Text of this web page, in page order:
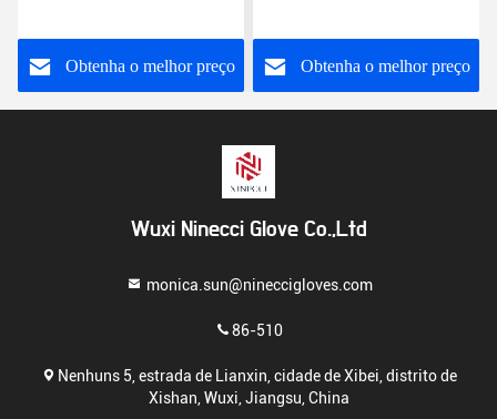
construção das luvas
Obtenha o melhor preço
amostras grátis das luvas
do algodão
Obtenha o melhor preço
Wuxi Ninecci Glove Co.,Ltd
monica.sun@nineccigloves.com
86-510
Nenhuns 5, estrada de Lianxin, cidade de Xibei, distrito de
Xishan, Wuxi, Jiangsu, China